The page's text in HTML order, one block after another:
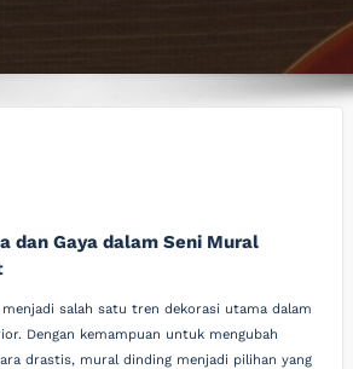
dan Gaya dalam Seni Mural
salah satu tren dekorasi utama dalam
Dengan kemampuan untuk mengubah
drastis, mural dinding menjadi pilihan yang